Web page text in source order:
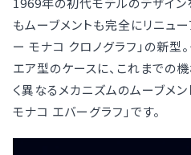
もムーブメントも完全にリニュ
ー モナコ クロノグラフ」の新型
エア型のケースに、これまでの
く異なるメカニズムのムーブメン
モナコ エバーグラフ」です。